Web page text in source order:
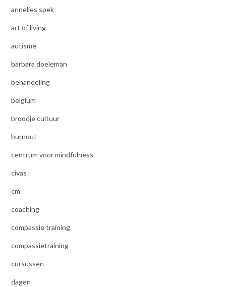
annelies spek
art of living
autisme
barbara doeleman
behandeling
belgium
broodje cultuur
burnout
centrum voor mindfulness
civas
cm
coaching
compassie training
compassietraining
cursussen
dagen